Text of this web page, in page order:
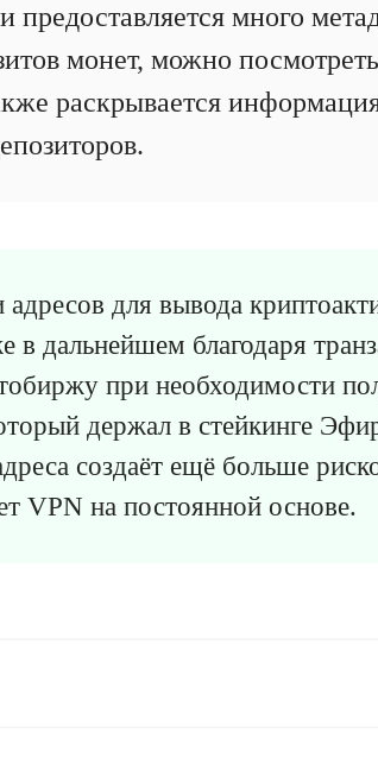
предоставляется много
монет, можно
раскрывается
для вывода
в дальнейшем благодаря
при необходимости
держал в стейкинге
создаёт ещё больше
VPN на постоянной основе.